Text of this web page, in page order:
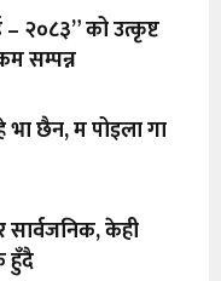
– २०८३” को उत्कृष्ट
सम्पन्न
भा छैन, म पोइला गा
सार्वजनिक, केही
हुँदै